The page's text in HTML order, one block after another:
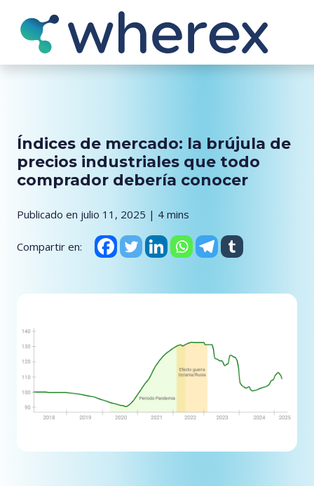
Índices de mercado: la brújula de
precios industriales que todo
comprador debería conocer
Publicado en julio 11, 2025 | 4 mins
Compartir en: